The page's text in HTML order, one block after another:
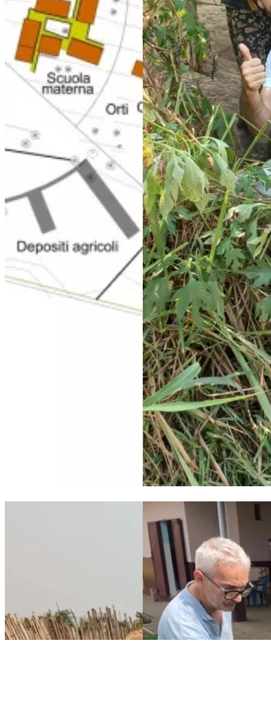
Maison de Paix: nuova planimetria, stato avanzamento lavori
Video di presentazione del